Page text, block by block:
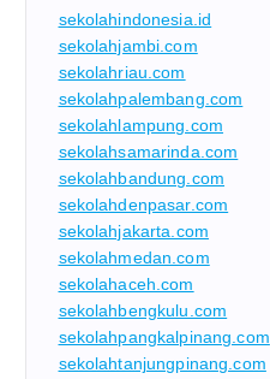
sekolahindonesia.id
sekolahjambi.com
sekolahriau.com
sekolahpalembang.com
sekolahlampung.com
sekolahsamarinda.com
sekolahbandung.com
sekolahdenpasar.com
sekolahjakarta.com
sekolahmedan.com
sekolahaceh.com
sekolahbengkulu.com
sekolahpangkalpinang.com
sekolahtanjungpinang.com